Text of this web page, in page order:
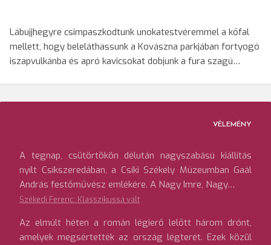
Lábujjhegyre csimpaszkodtunk unokatestvéremmel a kőfal
mellett, hogy beleláthassunk a Kovászna parkjában fortyogó
iszapvulkánba és apró kavicsokat dobjunk a fura szagú…
VÉLEMÉNY
A tegnap, csütörtökön délután nagyszabású kiállítás
nyílt Csíkszeredában, a Csíki Székely Múzeumban Gaál
András festőművész emlékére. A Nagy Imre, Nagy…
Székedi Ferenc: Klasszikussá vált
Az elmúlt héten a román légierő lelőtt három drónt,
amelyek megsértették az ország légterét. Ezek közül